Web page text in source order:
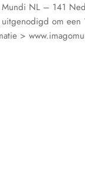
NL – 141
uitgenodigd om
>